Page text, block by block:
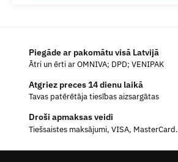
Piegāde ar pakomātu visā Latvijā
Ātri un ērti ar OMNIVA; DPD; VENIPAK
Atgriez preces 14 dienu laikā
Tavas patērētāja tiesības aizsargātas
Droši apmaksas veidi
Tiešsaistes maksājumi, VISA, MasterCard.